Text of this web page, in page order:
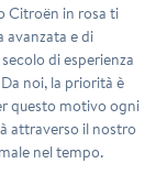
Citroën in rosa ti
avanzata e di
di esperienza
noi, la priorità è
questo motivo ogni
attraverso il nostro
nel tempo.